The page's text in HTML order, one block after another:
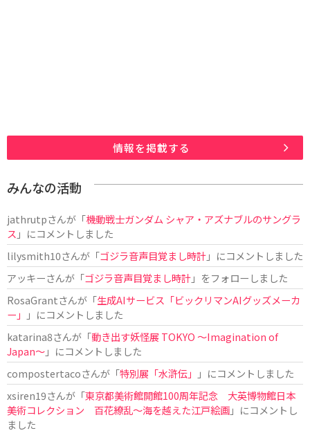
情報を掲載する
みんなの活動
jathrutpさんが「機動戦士ガンダム シャア・アズナブルのサングラ
ス 」にコメントしました
lilysmith10さんが「ゴジラ音声目覚まし時計」にコメントしました
アッキーさんが「ゴジラ音声目覚まし時計」をフォローしました
RosaGrantさんが「生成AIサービス「ビックリマンAIグッズメーカ
ー」
」にコメントしました
katarina8さんが「動き出す妖怪展 TOKYO 〜Imagination of
Japan〜」にコメントしました
compostertacoさんが「特別展「水滸伝」
」にコメントしました
xsiren19さんが「東京都美術館開館100周年記念 大英博物館日本
美術コレクション 百花繚乱～海を越えた江戸絵画」にコメントし
ました